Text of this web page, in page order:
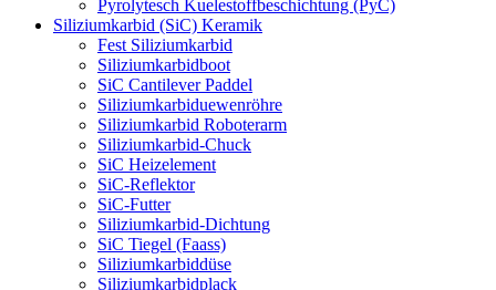
Pyrolytesch Kuelestoffbeschichtung (PyC)
Siliziumkarbid (SiC) Keramik
Fest Siliziumkarbid
Siliziumkarbidboot
SiC Cantilever Paddel
Siliziumkarbiduewenröhre
Siliziumkarbid Roboterarm
Siliziumkarbid-Chuck
SiC Heizelement
SiC-Reflektor
SiC-Futter
Siliziumkarbid-Dichtung
SiC Tiegel (Faass)
Siliziumkarbiddüse
Siliziumkarbidplack